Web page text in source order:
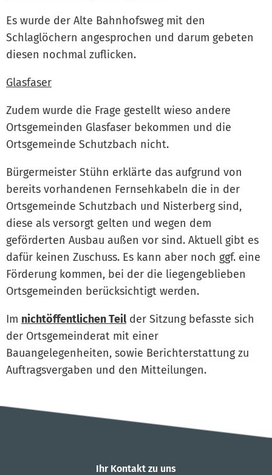
Es wurde der Alte Bahnhofsweg mit den
Schlaglöchern angesprochen und darum gebeten
diesen nochmal zuflicken.
Glasfaser
Zudem wurde die Frage gestellt wieso andere
Ortsgemeinden Glasfaser bekommen und die
Ortsgemeinde Schutzbach nicht.
Bürgermeister Stühn erklärte das aufgrund von
bereits vorhandenen Fernsehkabeln die in der
Ortsgemeinde Schutzbach und Nisterberg sind,
diese als versorgt gelten und wegen dem
geförderten Ausbau außen vor sind. Aktuell gibt es
dafür keinen Zuschuss. Es kann aber noch ggf. eine
Förderung kommen, bei der die liegengeblieben
Ortsgemeinden berücksichtigt werden.
Im nichtöffentlichen Teilder Sitzung befasste sich
der Ortsgemeinderat mit einer
Bauangelegenheiten, sowie Berichterstattung zu
Auftragsvergaben und den Mitteilungen.
Ihr Kontakt zu uns